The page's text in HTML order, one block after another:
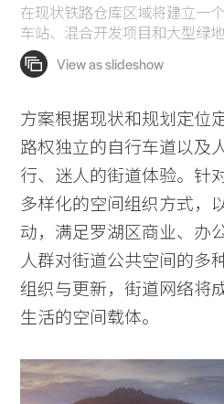
在现状铁路仓库区域将建立一
车站、混合开发项目和大型绿地
方案根据现状和规划定位
路权独立的自行车道以及
行、迷人的街道体验。针
多样化的空间组织方式，
动，满足罗湖区商业、办
人群对街道公共空间的多
组织与更新，街道网络将
生活的空间载体。
Practice
Projects
People
Voices